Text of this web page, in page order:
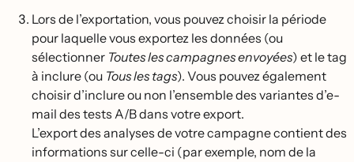
Lors de l’exportation, vous pouvez choisir la période
pour laquelle vous exportez les données (ou
sélectionner Toutes les campagnes envoyées) et le tag
à inclure (ou Tous les tags). Vous pouvez également
choisir d’inclure ou non l’ensemble des variantes d’e-
mail des tests A/B dans votre export.
L’export des analyses de votre campagne contient des
informations sur celle-ci (par exemple, nom de la